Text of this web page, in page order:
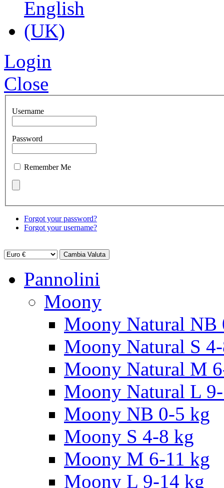
Login
Close
Username
Password
Remember Me
Forgot your password?
Forgot your username?
Pannolini
Moony
Moony Natural NB
Moony Natural S
Moony Natural M
Moony Natural L
Moony NB 0-5 kg
Moony S 4-8 kg
Moony M 6-11 kg
Moony L 9-14 kg